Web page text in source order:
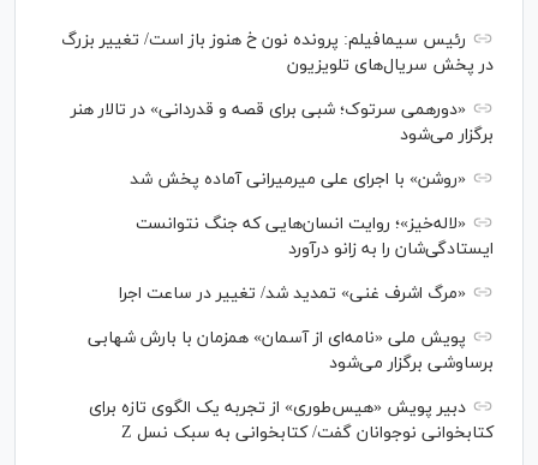
رئیس سیمافیلم: پرونده نون خ هنوز باز است/ تغییر بزرگ
در پخش سریال‌های تلویزیون
«دورهمی سرتوک؛ شبی برای قصه و قدردانی» در تالار هنر
برگزار می‌شود
«روشن» با اجرای علی میرمیرانی آماده پخش شد
«لاله‌خیز»؛ روایت انسان‌هایی که جنگ نتوانست
ایستادگی‌شان را به زانو درآورد
«مرگ اشرف غنی» تمدید شد/ تغییر در ساعت اجرا
پویش ملی «نامه‌ای از آسمان» همزمان با بارش شهابی
برساوشی برگزار می‌شود
دبیر پویش «هیس‌طوری» از تجربه یک الگوی تازه برای
کتابخوانی نوجوانان گفت/ کتابخوانی به سبک نسل Z